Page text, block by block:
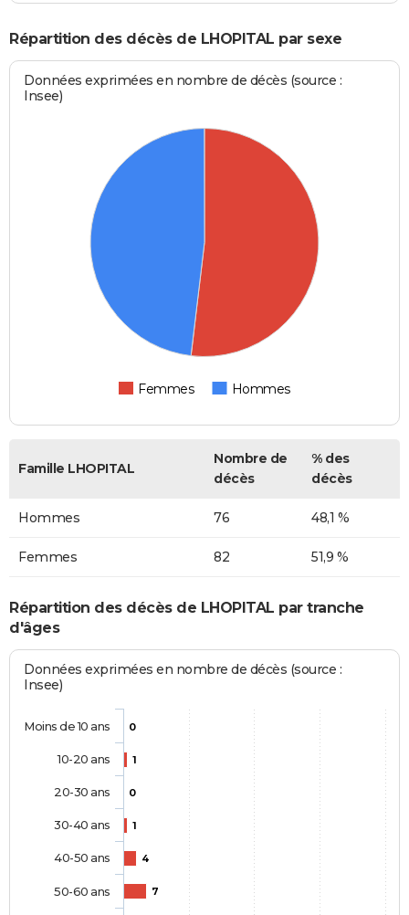
Répartition des décès de LHOPITAL par sexe
Données exprimées en nombre de décès (source :
Insee)
Femmes Hommes
Famille LHOPITAL
Nombre de
décès
% des
décès
Hommes 76 48,1 %
Femmes 82 51,9 %
Répartition des décès de LHOPITAL par tranche
d'âges
Données exprimées en nombre de décès (source :
Insee)
0
1
0
1
4
7
Moins de 10 ans
10-20 ans
20-30 ans
30-40 ans
40-50 ans
50-60 ans